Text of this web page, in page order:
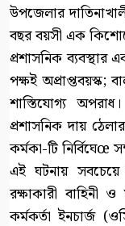
উপজেলার
বছর বয়সী এক
প্রশাসনিক ব্যবস্থার
পক্ষই অপ্রাপ্তবয়স্ক;
শাস্তিযোগ্য
প্রশাসনিক দায়
কর্মকা-টি নির্বিঘেœ
এই ঘটনায় সবচেয়ে
রক্ষাকারী বাহিনী
কর্মকর্তা ইনচার্জ